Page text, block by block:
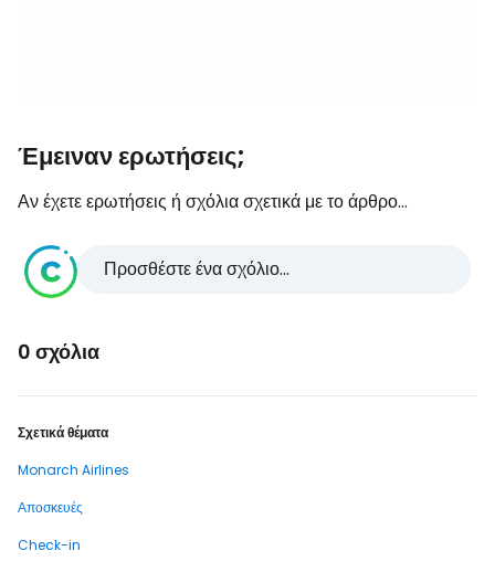
Έμειναν ερωτήσεις;
Αν έχετε ερωτήσεις ή σχόλια σχετικά με το άρθρο...
Προσθέστε ένα σχόλιο...
0 σχόλια
Σχετικά θέματα
Monarch Airlines
Αποσκευές
Check-in